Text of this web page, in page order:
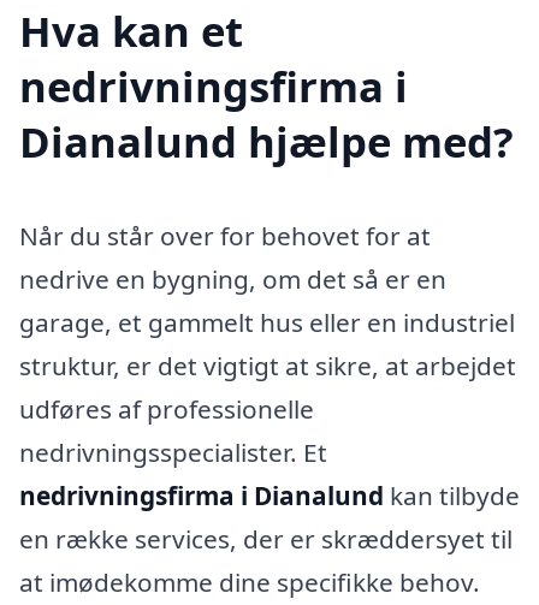
Hva kan et
nedrivningsfirma i
Dianalund hjælpe med?
Når du står over for behovet for at
nedrive en bygning, om det så er en
garage, et gammelt hus eller en industriel
struktur, er det vigtigt at sikre, at arbejdet
udføres af professionelle
nedrivningsspecialister. Et
nedrivningsfirma i Dianalund kan tilbyde
en række services, der er skræddersyet til
at imødekomme dine specifikke behov.